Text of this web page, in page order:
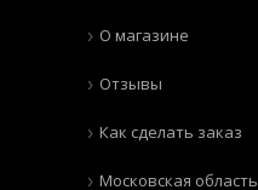
О магазине
Отзывы
Как сделать заказ
Московская область